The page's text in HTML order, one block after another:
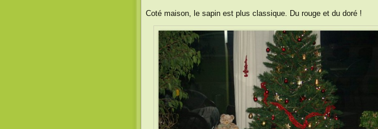
Coté maison, le sapin est plus classique. Du rouge et du doré !